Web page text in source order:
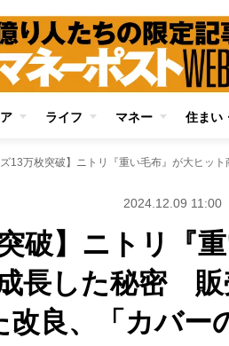
ライフ マネー 住まい
2024.12.09 11:00
破】ニトリ『重
長した秘密 販
良、「カバー